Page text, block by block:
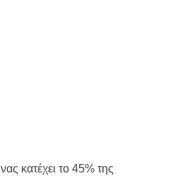
κατέχει το 45% της